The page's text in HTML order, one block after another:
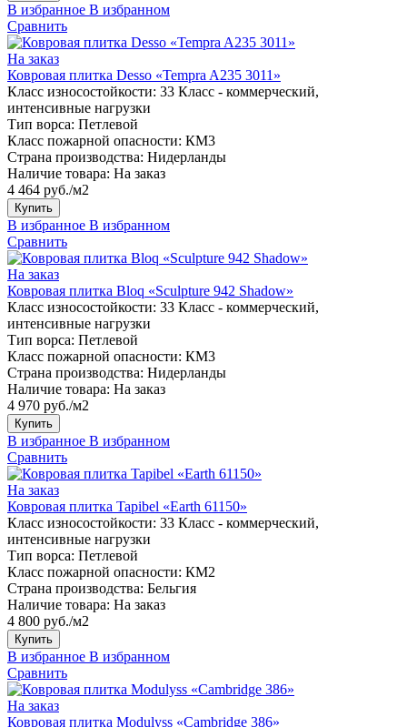
В избранное В избранном
Сравнить
На заказ
Ковровая плитка Desso «Tempra A235 3011»
Класс износостойкости: 33 Класс - коммерческий,
интенсивные нагрузки
Тип ворса: Петлевой
Класс пожарной опасности: КМ3
Страна производства: Нидерланды
Наличие товара: На заказ
4 464 руб./м2
Купить
В избранное В избранном
Сравнить
На заказ
Ковровая плитка Bloq «Sculpture 942 Shadow»
Класс износостойкости: 33 Класс - коммерческий,
интенсивные нагрузки
Тип ворса: Петлевой
Класс пожарной опасности: КМ3
Страна производства: Нидерланды
Наличие товара: На заказ
4 970 руб./м2
Купить
В избранное В избранном
Сравнить
На заказ
Ковровая плитка Tapibel «Earth 61150»
Класс износостойкости: 33 Класс - коммерческий,
интенсивные нагрузки
Тип ворса: Петлевой
Класс пожарной опасности: КМ2
Страна производства: Бельгия
Наличие товара: На заказ
4 800 руб./м2
Купить
В избранное В избранном
Сравнить
На заказ
Ковровая плитка Modulyss «Cambridge 386»